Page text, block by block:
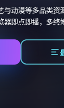
与动漫等多品类资
即点即播，多终